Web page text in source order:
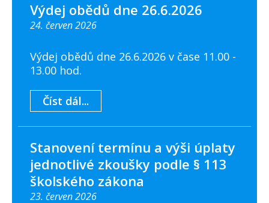
Výdej obědů dne 26.6.2026
24. červen 2026
Výdej obědů dne 26.6.2026 v čase 11.00 -
13.00 hod.
Číst dál...
Stanovení termínu a výši úplaty
jednotlivé zkoušky podle § 113
školského zákona
23. červen 2026